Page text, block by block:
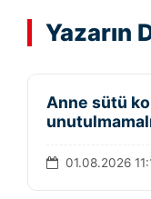
Yazarın
Anne sütü
01.08.2026